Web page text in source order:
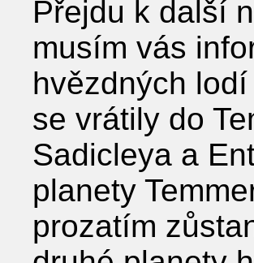
Přejdu k další
musím vás
hvězdných
se vrátily do
Sadicleya a
planety
prozatím